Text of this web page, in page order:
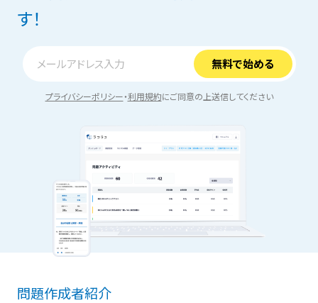
す！
プライバシーポリシー・利用規約にご同意の上送信してください
問題作成者紹介